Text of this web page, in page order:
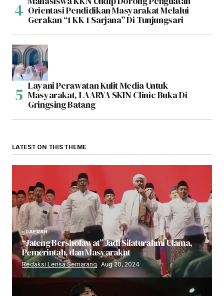
Orientasi Pendidikan Masyarakat Melalui
Gerakan “1 KK 1 Sarjana” Di Tunjungsari
Layani Perawatan Kulit Media Untuk
Masyarakat, LAARYA SKIN Clinic Buka Di
Gringsing Batang
LATEST ON THIS THEME
DAERAH
“Jateng Bersholawat” Jadi Silaturahmi Ulama,
Pemerintah, dan Masyarakat
Redaksi Lensa Semarang Aug 20, 2024